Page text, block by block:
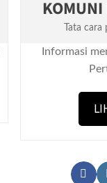
KOMUNI
Tata
Informasi